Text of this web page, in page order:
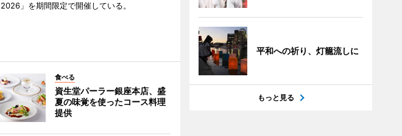
2026」を期間限定で開催している。
食べる
資生堂パーラー銀座本店、盛
夏の味覚を使ったコース料理
提供
平和への祈り、灯籠流しに
もっと見る